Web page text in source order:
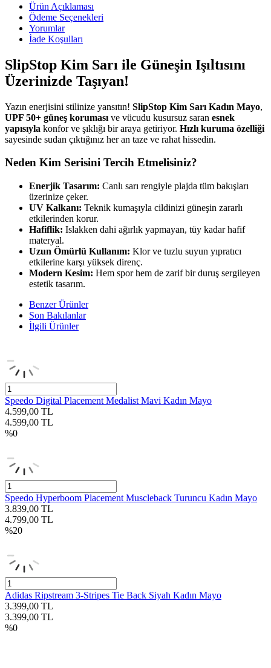
Ürün Açıklaması
Ödeme Seçenekleri
Yorumlar
İade Koşulları
SlipStop Kim Sarı ile Güneşin Işıltısını
Üzerinizde Taşıyan!
Yazın enerjisini stilinize yansıtın! SlipStop Kim Sarı Kadın Mayo,
UPF 50+ güneş koruması ve vücudu kusursuz saran esnek
yapısıyla konfor ve şıklığı bir araya getiriyor. Hızlı kuruma özelliği
sayesinde sudan çıktığınız her an taze ve rahat hissedin.
Neden Kim Serisini Tercih Etmelisiniz?
Enerjik Tasarım: Canlı sarı rengiyle plajda tüm bakışları
üzerinize çeker.
UV Kalkanı: Teknik kumaşıyla cildinizi güneşin zararlı
etkilerinden korur.
Hafiflik: Islakken dahi ağırlık yapmayan, tüy kadar hafif
materyal.
Uzun Ömürlü Kullanım: Klor ve tuzlu suyun yıpratıcı
etkilerine karşı yüksek direnç.
Modern Kesim: Hem spor hem de zarif bir duruş sergileyen
estetik tasarım.
Benzer Ürünler
Son Bakılanlar
İlgili Ürünler
Speedo Digital Placement Medalist Mavi Kadın Mayo
4.599,00 TL
4.599,00 TL
%0
Speedo Hyperboom Placement Muscleback Turuncu Kadın Mayo
3.839,00 TL
4.799,00 TL
%20
Adidas Ripstream 3-Stripes Tie Back Siyah Kadın Mayo
3.399,00 TL
3.399,00 TL
%0